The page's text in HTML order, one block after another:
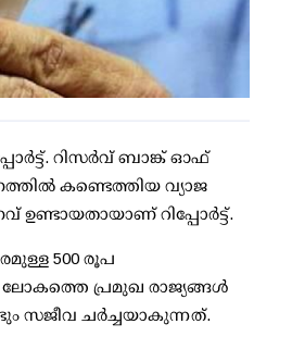
റിസര്‍വ് ബാങ്ക് ഓഫ്
കണ്ടെത്തിയ വ്യാജ
റിപ്പോര്‍ട്ട്.
500 രൂപ
പ്രമുഖ രാജ്യങ്ങള്‍
സജീവ ചര്‍ച്ചയാകുന്നത്.